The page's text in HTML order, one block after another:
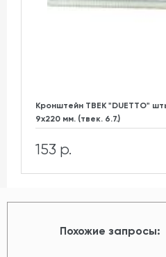
Кронштейн ТВЕК "DUETTO"
9х220 мм. (твек. 6.7.)
153 р.
Похожие запросы: